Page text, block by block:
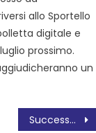
allo Sportello
digitale e
prossimo.
un
Successo per “Cin ci là”: in scena l’allegria ed il talento dei protagonisti